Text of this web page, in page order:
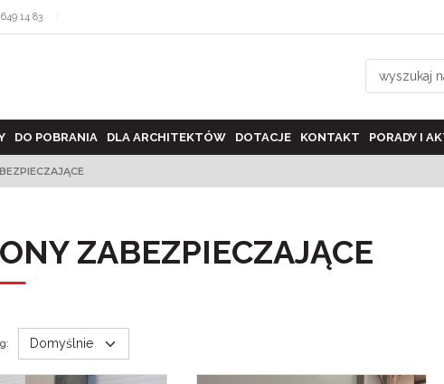
14 83
DO POBRANIA DLA ARCHITEKTÓW DOTACJE KONTAKT PORADY I
ZABEZPIECZAJĄCE
: